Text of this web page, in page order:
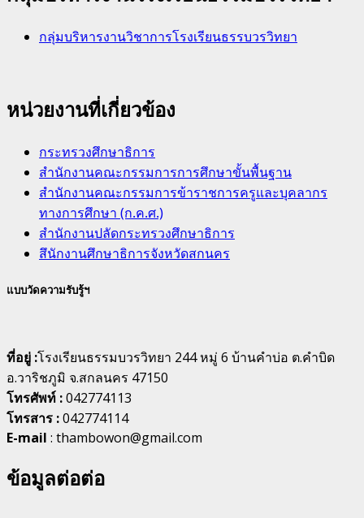
กลุ่มบริหารงานวิชาการโรงเรียนธรรบวรวิทยา
หน่วยงานที่เกี่ยวข้อง
กระทรวงศึกษาธิการ
สำนักงานคณะกรรมการการศึกษาขั้นพื้นฐาน
สำนักงานคณะกรรมการข้าราชการครูและบุคลากร
ทางการศึกษา (ก.ค.ศ.)
สำนักงานปลัดกระทรวงศึกษาธิการ
สึนักงานศึกษาธิการจังหวัดสกนคร
แบบวัดความรับรู้ฯ
ที่อยู่ :โรงเรียนธรรมบวรวิทยา 244 หมู่ 6 บ้านคำบ่อ ต.คำบิด
อ.วาริชภูมิ จ.สกลนคร 47150
โทรศัพท์ :042774113
โทรสาร :042774114
E-mail : thambowon@gmail.com
ข้อมูลต่อต่อ